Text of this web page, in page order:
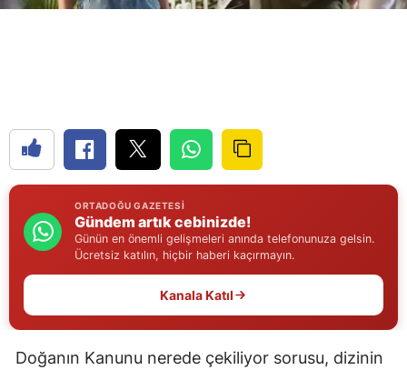
Çorum
Elazığ
Erzurum
Gaziantep
ORTADOĞU GAZETESI
Gündem artık cebinizde!
Günün en önemli gelişmeleri anında telefonunuza gelsin.
Ücretsiz katılın, hiçbir haberi kaçırmayın.
Kanala Katıl
Doğanın Kanunu nerede çekiliyor sorusu, dizinin